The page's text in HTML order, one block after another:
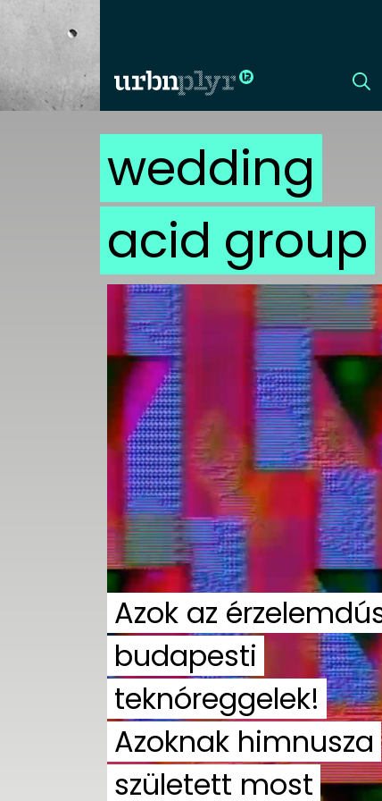
CÍMLAP
DIZÁJN
DIVAT
HIP
KULT
UTCA
ZENE
MÉDIAAJÁNLAT
IMPRESSZUM
PR-ARCHÍVUM
ADATKEZELÉSI
TÁJÉKOZTATÓ
wedding
acid group
Azok az
budapesti
teknóreggelek!
Azoknak himnusza
született most